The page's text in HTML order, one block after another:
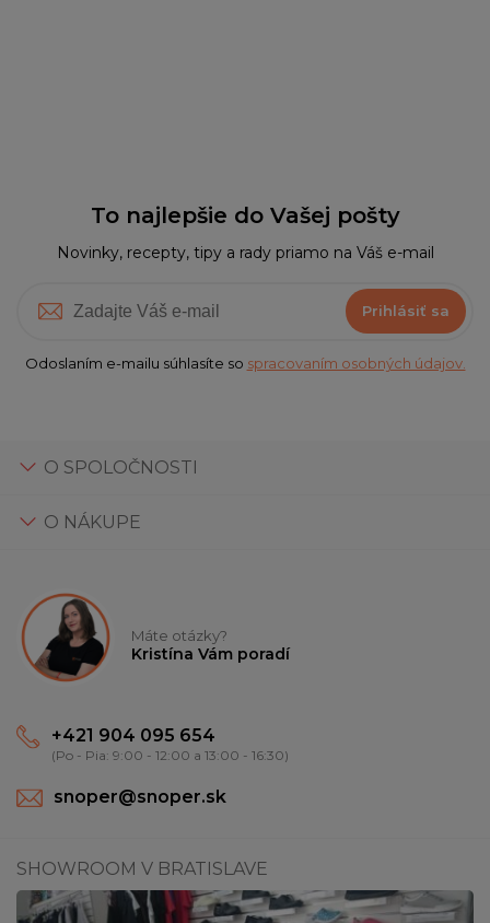
To najlepšie do Vašej pošty
Novinky, recepty, tipy a rady priamo na Váš e-mail
Prihlásiť sa
Odoslaním e-mailu súhlasíte so spracovaním osobných údajov.
O SPOLOČNOSTI
O NÁKUPE
Máte otázky?
Kristína Vám poradí
+421 904 095 654
(Po - Pia: 9:00 - 12:00 a 13:00 - 16:30)
snoper@snoper.sk
SHOWROOM V BRATISLAVE